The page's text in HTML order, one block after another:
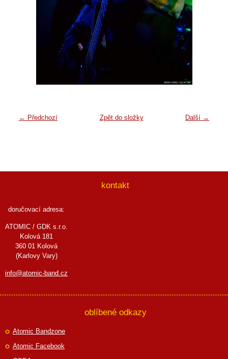
← Předchozí Další →
Zpět do složky
kontakt
doručovací adresa:
ATOMIC / GDK s.r.o.
Kolová 181
360 01 Kolová
(Karlovy Vary)
info@atomic-band.cz
oblíbené odkazy
Atomic Bandzone
Atomic Facebook